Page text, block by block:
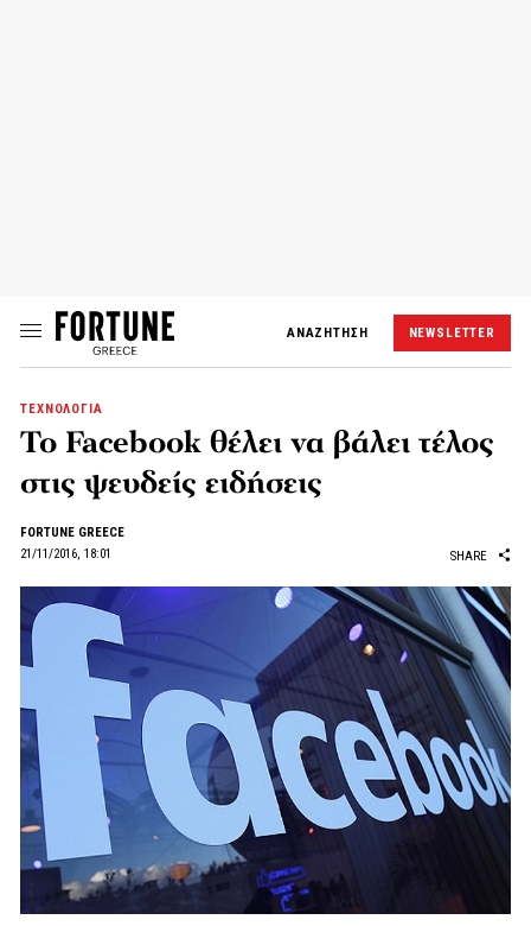
ΑΝΑΖΗΤΗΣΗ NEWSLETTER
ΤΕΧΝΟΛΟΓΙΑ
Το Facebook θέλει να βάλει τέλος
στις ψευδείς ειδήσεις
FORTUNE GREECE
21/11/2016, 18:01
SHARE